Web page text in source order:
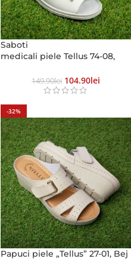
Saboti
medicali piele Tellus 74-08,
149.90Lei 104.90Lei
-32%
Papuci piele „Tellus” 27-01, Bej